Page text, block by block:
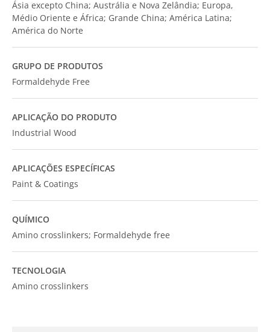
Ásia excepto China; Austrália e Nova Zelândia; Europa,
Médio Oriente e África; Grande China; América Latina;
América do Norte
GRUPO DE PRODUTOS
Formaldehyde Free
APLICAÇÃO DO PRODUTO
Industrial Wood
APLICAÇÕES ESPECÍFICAS
Paint & Coatings
QUÍMICO
Amino crosslinkers; Formaldehyde free
TECNOLOGIA
Amino crosslinkers